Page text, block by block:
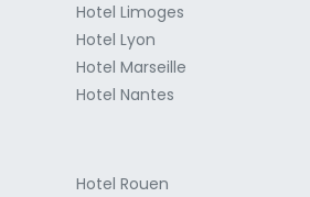
Hotel Limoges
Hotel Lyon
Hotel Marseille
Hotel Nantes
Hotel Rouen